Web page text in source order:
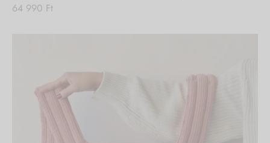
64 990 Ft